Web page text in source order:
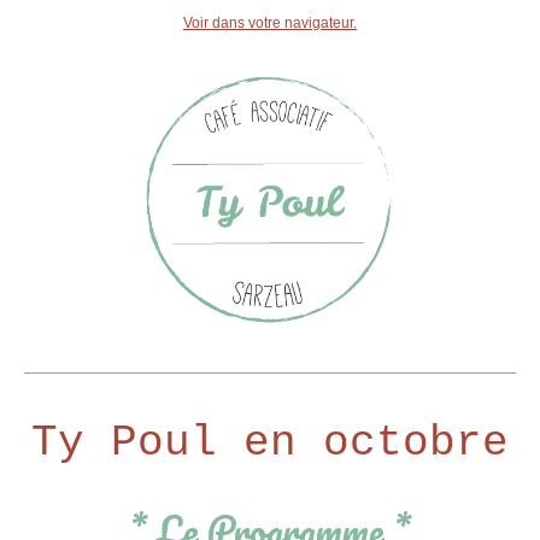
Voir dans votre navigateur.
Ty Poul en octobre